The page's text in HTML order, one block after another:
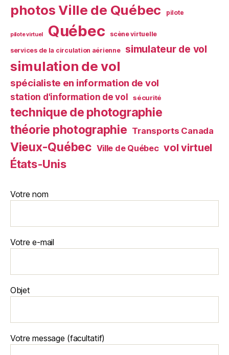
photos Ville de Québec pilote
pilote virtuel Québec scène virtuelle
services de la circulation aérienne simulateur de vol
simulation de vol
spécialiste en information de vol
station d'information de vol sécurité
technique de photographie
théorie photographie Transports Canada
Vieux-Québec Ville de Québec vol virtuel
États-Unis
Votre nom
Votre e-mail
Objet
Votre message (facultatif)